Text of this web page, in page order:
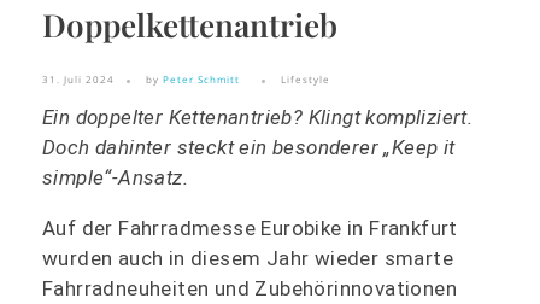
Doppelkettenantrieb
31. Juli 2024 by Peter Schmitt Lifestyle
Ein doppelter Kettenantrieb? Klingt kompliziert.
Doch dahinter steckt ein besonderer „Keep it
simple“-Ansatz.
Auf der Fahrradmesse Eurobike in Frankfurt
wurden auch in diesem Jahr wieder smarte
Fahrradneuheiten und Zubehörinnovationen